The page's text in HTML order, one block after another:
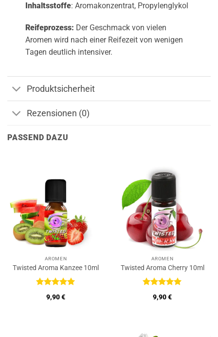
Inhaltsstoffe: Aromakonzentrat, Propylenglykol
Reifeprozess: Der Geschmack von vielen
Aromen wird nach einer Reifezeit von wenigen
Tagen deutlich intensiver.
Produktsicherheit
Rezensionen (0)
PASSEND DAZU
AROMEN
Twisted Aroma Kanzee 10ml
Bewertet
mit5von
9,90€
AROMEN
Twisted Aroma Cherry 10ml
Bewertet
mit5von
9,90€